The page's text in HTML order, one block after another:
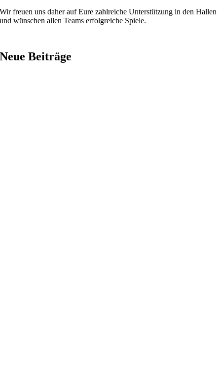
Wir freuen uns daher auf Eure zahlreiche Unterstützung in den Hallen
und wünschen allen Teams erfolgreiche Spiele.
Neue Beiträge